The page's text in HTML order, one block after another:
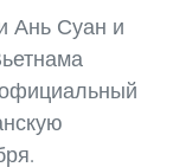
Ань Суан и